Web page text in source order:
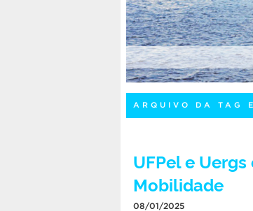
ARQUIVO DA TAG
UFPel e
Mobilidade
08/01/2025